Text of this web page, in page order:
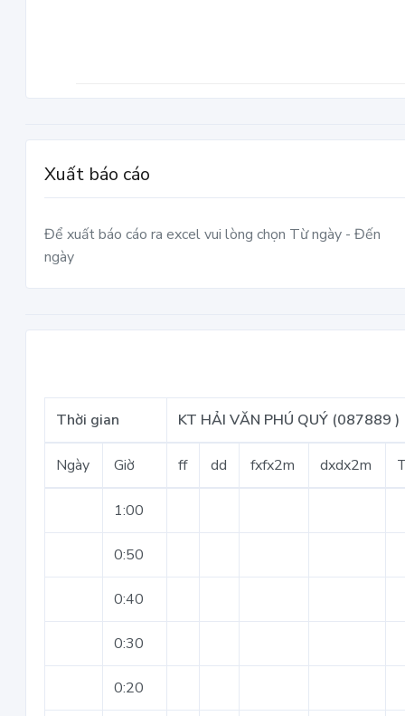
Xuất báo cáo
Để xuất báo cáo ra excel vui lòng chọn Từ ngày - Đến
ngày
Thời gian KT HẢI VĂN PHÚ QUÝ (087889 )
Ngày Giờ ff dd fxfx2m dxdx2m
1:00
0:50
0:40
0:30
0:20